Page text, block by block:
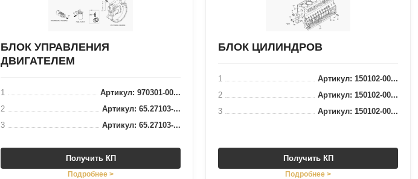
БЛОК УПРАВЛЕНИЯ
ДВИГАТЕЛЕМ
1
Артикул: 970301-00...
2
Артикул: 65.27103-...
3
Артикул: 65.27103-...
Получить КП
Подробнее >
БЛОК ЦИЛИНДРОВ
1
Артикул: 150102-00...
2
Артикул: 150102-00...
3
Артикул: 150102-00...
Получить КП
Подробнее >